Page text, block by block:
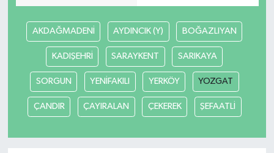
AKDAĞMADENİ AYDINCIK (Y) BOĞAZLIYAN
KADIŞEHRİ SARAYKENT SARIKAYA
SORGUN YENİFAKILI YERKÖY YOZGAT
ÇANDIR ÇAYIRALAN ÇEKEREK ŞEFAATLİ